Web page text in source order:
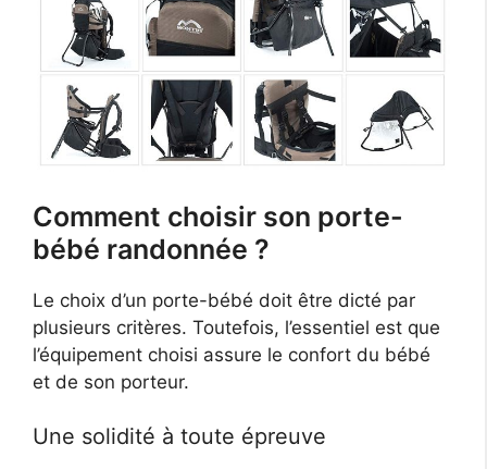
Comment choisir son porte-
bébé randonnée ?
Le choix d’un porte-bébé doit être dicté par
plusieurs critères. Toutefois, l’essentiel est que
l’équipement choisi assure le confort du bébé
et de son porteur.
Une solidité à toute épreuve